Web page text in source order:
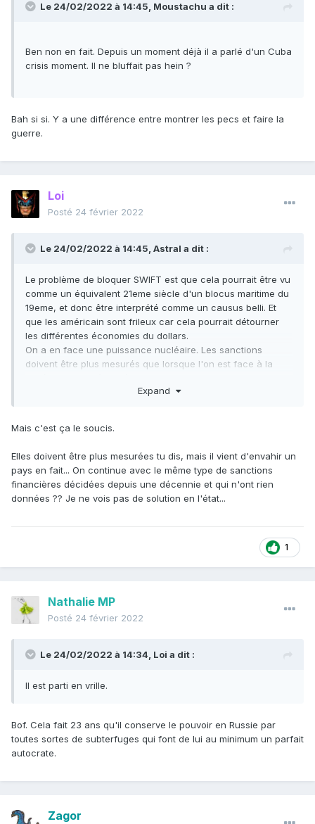
Le 24/02/2022 à 14:45, Moustachu a dit :
Ben non en fait. Depuis un moment déjà il a parlé d'un Cuba
crisis moment. Il ne bluffait pas hein ?
Bah si si. Y a une différence entre montrer les pecs et faire la
guerre.
Loi
Posté 24 février 2022
Le 24/02/2022 à 14:45, Astral a dit :
Le problème de bloquer SWIFT est que cela pourrait être vu
comme un équivalent 21eme siècle d'un blocus maritime du
19eme, et donc être interprété comme un causus belli. Et
que les américain sont frileux car cela pourrait détourner
les différentes économies du dollars.
On a en face une puissance nucléaire. Les sanctions
doivent être plus mesurés que lorsque l'on est face à la
Expand
Mais c'est ça le soucis.
Elles doivent être plus mesurées tu dis, mais il vient d'envahir un
pays en fait... On continue avec le même type de sanctions
financières décidées depuis une décennie et qui n'ont rien
données ?? Je ne vois pas de solution en l'état...
1
Nathalie MP
Posté 24 février 2022
Le 24/02/2022 à 14:34, Loi a dit :
Il est parti en vrille.
Bof. Cela fait 23 ans qu'il conserve le pouvoir en Russie par
toutes sortes de subterfuges qui font de lui au minimum un parfait
autocrate.
Zagor